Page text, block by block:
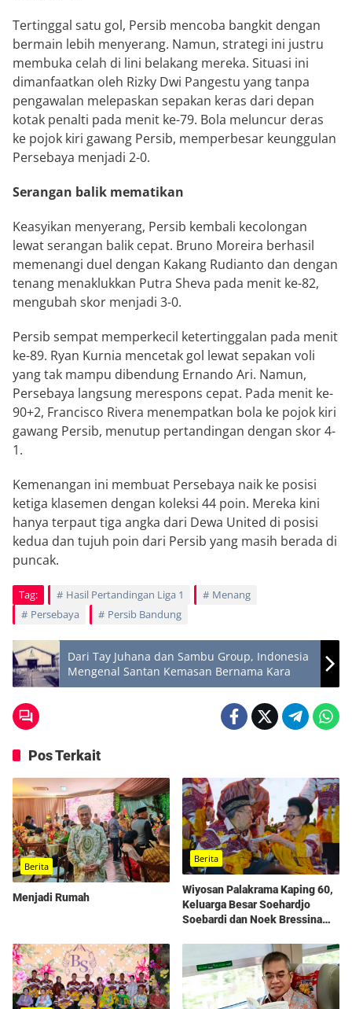
Tertinggal satu gol, Persib mencoba bangkit dengan
bermain lebih menyerang. Namun, strategi ini justru
membuka celah di lini belakang mereka. Situasi ini
dimanfaatkan oleh Rizky Dwi Pangestu yang tanpa
pengawalan melepaskan sepakan keras dari depan
kotak penalti pada menit ke-79. Bola meluncur deras
ke pojok kiri gawang Persib, memperbesar keunggulan
Persebaya menjadi 2-0.
Serangan balik mematikan
Keasyikan menyerang, Persib kembali kecolongan
lewat serangan balik cepat. Bruno Moreira berhasil
memenangi duel dengan Kakang Rudianto dan dengan
tenang menaklukkan Putra Sheva pada menit ke-82,
mengubah skor menjadi 3-0.
Persib sempat memperkecil ketertinggalan pada menit
ke-89. Ryan Kurnia mencetak gol lewat sepakan voli
yang tak mampu dibendung Ernando Ari. Namun,
Persebaya langsung merespons cepat. Pada menit ke-
90+2, Francisco Rivera menempatkan bola ke pojok kiri
gawang Persib, menutup pertandingan dengan skor 4-
1.
Kemenangan ini membuat Persebaya naik ke posisi
ketiga klasemen dengan koleksi 44 poin. Mereka kini
hanya terpaut tiga angka dari Dewa United di posisi
kedua dan tujuh poin dari Persib yang masih berada di
puncak.
Tag: Hasil Pertandingan Liga 1
Menang
Persebaya
Persib Bandung
Dari Tay Juhana dan Sambu Group, Indonesia
Mengenal Santan Kemasan Bernama Kara
Pos Terkait
Berita
Menjadi Rumah
Berita
Wiyosan Palakrama Kaping 60,
Keluarga Besar Soehardjo
Soebardi dan Noek Bressina
Kehangatan